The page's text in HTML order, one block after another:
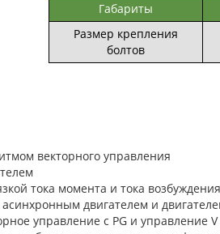
Габариты
Размер крепления
болтов
векторного управления
тока момента и тока возбуждения
двигателем и
управление с PG и управление V